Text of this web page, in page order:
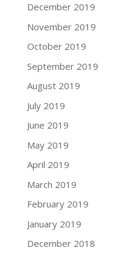
December 2019
November 2019
October 2019
September 2019
August 2019
July 2019
June 2019
May 2019
April 2019
March 2019
February 2019
January 2019
December 2018